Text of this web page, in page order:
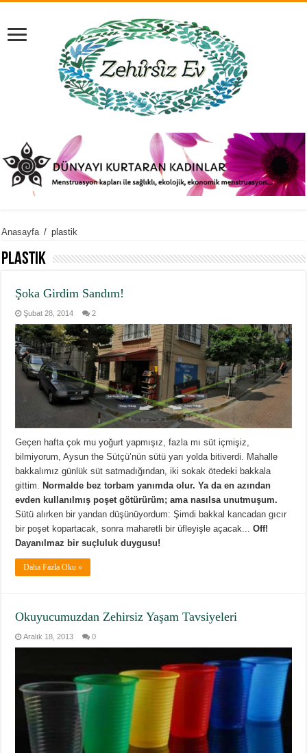
Anasayfa / plastik
plastik
Şoka Girdim Sandım!
Şubat 28, 2014 2
Geçen hafta çok mu yoğurt yapmışız, fazla mı süt içmişiz,
bilmiyorum, Aysun the Sütçü’nün sütü yarı yolda bitiverdi. Mahalle
bakkalımız günlük süt satmadığından, iki sokak ötedeki bakkala
gittim. Normalde bez torbam yanımda olur. Ya da en azından
evden kullanılmış poşet götürürüm; ama nasılsa unutmuşum.
Sütü alırken bir yandan düşünüyordum: Şimdi bakkal kancadan gıcır
bir poşet kopartacak, sonra maharetli bir üfleyişle açacak...Off!
Dayanılmaz bir suçluluk duygusu!
Daha Fazla Oku »
Okuyucumuzdan Zehirsiz Yaşam Tavsiyeleri
Aralık 18, 2013 0